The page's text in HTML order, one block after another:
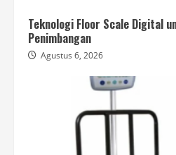
Teknologi Floor Scale Digital
Penimbangan
Agustus 6, 2026